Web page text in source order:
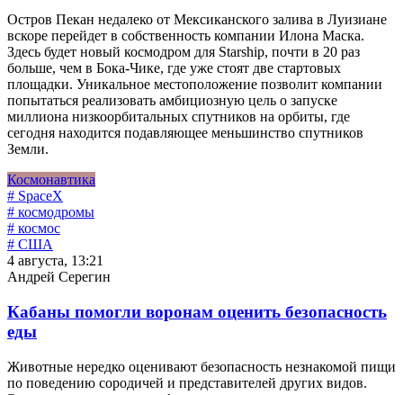
Остров Пекан недалеко от Мексиканского залива в Луизиане
вскоре перейдет в собственность компании Илона Маска.
Здесь будет новый космодром для Starship, почти в 20 раз
больше, чем в Бока-Чике, где уже стоят две стартовых
площадки. Уникальное местоположение позволит компании
попытаться реализовать амбициозную цель о запуске
миллиона низкоорбитальных спутников на орбиты, где
сегодня находится подавляющее меньшинство спутников
Земли.
Космонавтика
# SpaceX
# космодромы
# космос
# США
4 августа, 13:21
Андрей Серегин
Кабаны помогли воронам оценить безопасность
еды
Животные нередко оценивают безопасность незнакомой пищи
по поведению сородичей и представителей других видов.